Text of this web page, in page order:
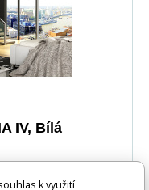
IV, Bílá
k využití